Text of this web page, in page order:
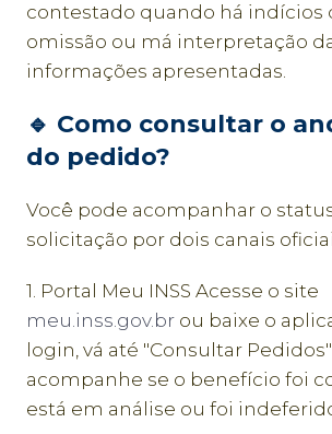
contestado quando há indícios
omissão ou má interpretação
informações apresentadas.
🔹 Como consultar o
do pedido?
Você pode acompanhar o
solicitação por dois canais
1. Portal Meu INSS Acesse o site
meu.inss.gov.br ou baixe o
login, vá até "Consultar
acompanhe se o benefício foi
está em análise ou foi